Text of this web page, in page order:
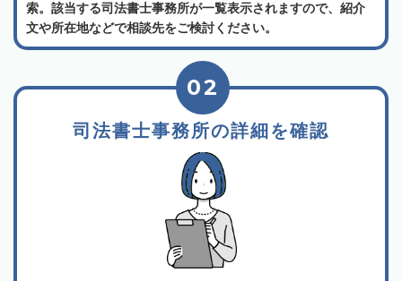
索。該当する司法書士事務所が一覧表示されますので、紹介
文や所在地などで相談先をご検討ください。
司法書士事務所の詳細を確認
02